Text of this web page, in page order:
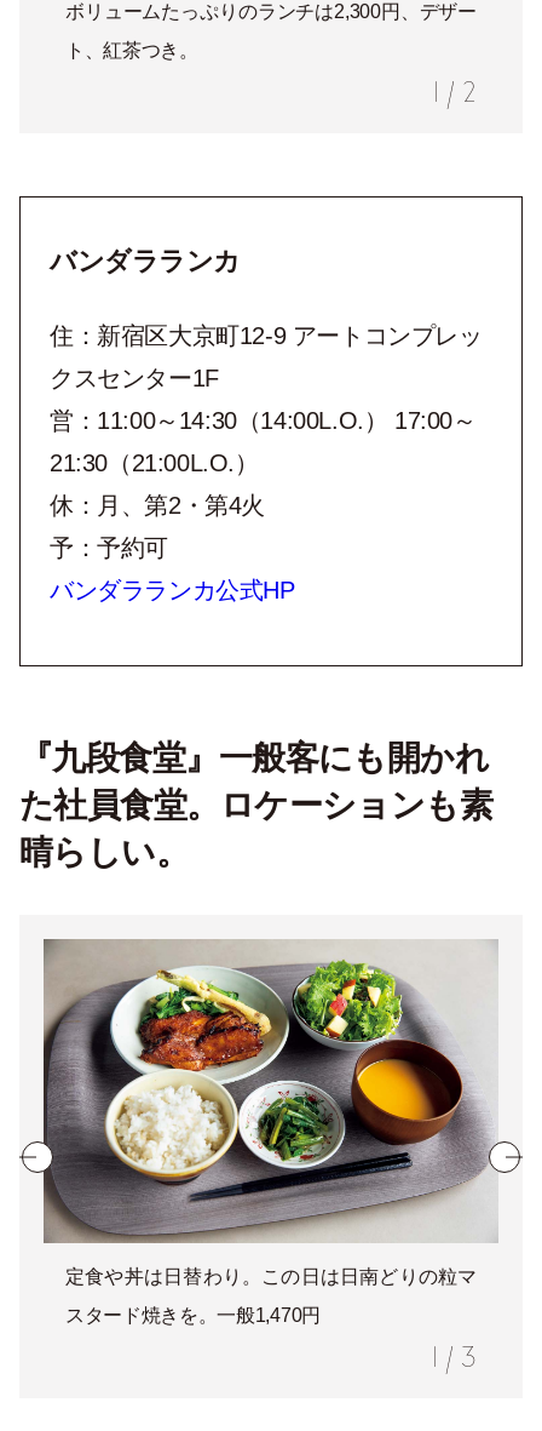
ボリュームたっぷりのランチは2,300円、デザー
ト、紅茶つき。
1 / 2
バンダラランカ
住：新宿区大京町12-9 アートコンプレッ
クスセンター1F
営：11:00～14:30（14:00L.O.） 17:00～
21:30（21:00L.O.）
休：月、第2・第4火
予：予約可
バンダラランカ公式HP
『九段食堂』一般客にも開かれ
た社員食堂。ロケーションも素
晴らしい。
定食や丼は日替わり。この日は日南どりの粒マ
スタード焼きを。一般1,470円
1 / 3